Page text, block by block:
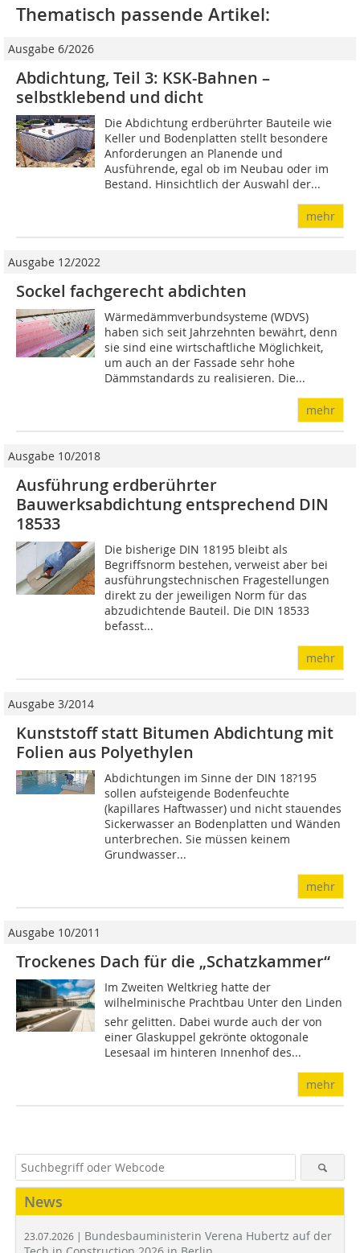
Thematisch passende Artikel:
Ausgabe 6/2026
Abdichtung, Teil 3: KSK-Bahnen –
selbstklebend und dicht
Die Abdichtung erdberührter Bauteile wie
Keller und Bodenplatten stellt besondere
Anforderungen an Planende und
Ausführende, egal ob im Neubau oder im
Bestand. Hinsichtlich der Auswahl der...
mehr
Ausgabe 12/2022
Sockel fachgerecht abdichten
Wärmedämmverbundsysteme (WDVS)
haben sich seit Jahr­­zehnten bewährt, denn
sie sind eine wirtschaftliche Möglichkeit,
um auch an der Fassade sehr hohe
Dämmstandards zu realisieren. Die...
mehr
Ausgabe 10/2018
Ausführung erdberührter
Bauwerksabdichtung entsprechend DIN
18533
Die bisherige DIN 18195 bleibt als
Begriffsnorm bestehen, verweist aber bei
ausführungstechnischen Fragestellungen
direkt zu der jeweiligen Norm für das
abzudichtende Bauteil. Die DIN 18533
befasst...
mehr
Ausgabe 3/2014
Kunststoff statt Bitumen Abdichtung mit
Folien aus Polyethylen
Abdichtungen im Sinne der DIN 18?195
sollen aufsteigende Bodenfeuchte
(kapillares Haftwasser) und nicht stauendes
Sickerwasser an Bodenplatten und Wänden
unterbrechen. Sie müssen keinem
Grundwasser...
mehr
Ausgabe 10/2011
Trockenes Dach für die „Schatzkammer“
Im Zweiten Weltkrieg hatte der
wilhelminische Prachtbau Unter den Linden
sehr gelitten. Dabei wurde auch der von
einer Glaskuppel gekrönte okto­go­nale
Lesesaal im hinteren Innen­hof des...
mehr
News
23.07.2026 | Bundesbauministerin Verena Hubertz auf der